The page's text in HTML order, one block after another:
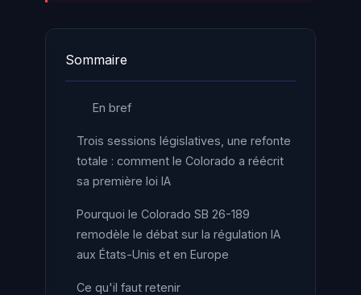
Sommaire
En bref
Trois sessions législatives, une refonte
totale : comment le Colorado a réécrit
sa première loi IA
Pourquoi le Colorado SB 26-189
remodèle le débat sur la régulation IA
aux États-Unis et en Europe
Ce qu'il faut retenir